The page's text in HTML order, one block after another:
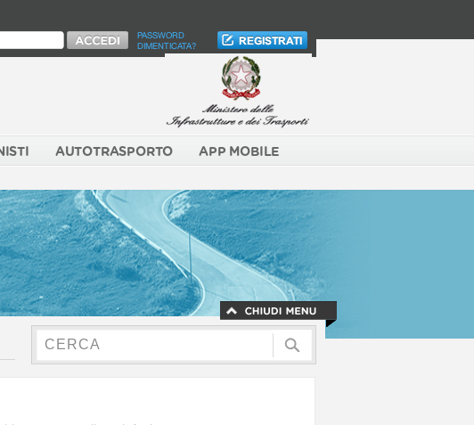
PASSWORD
DIMENTICATA?
AUTOTRASPORTO APP MOBILE